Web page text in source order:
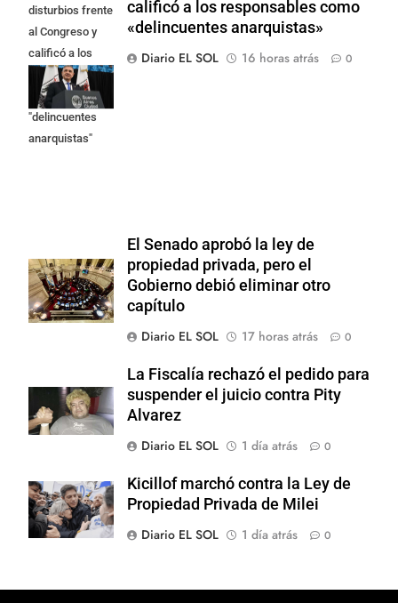
disturbios frente
al Congreso y
calificó a los
responsables
como
"delincuentes
anarquistas"
calificó a los responsables como
«delincuentes anarquistas»
Diario EL SOL
16 horas atrás 0
El Senado aprobó la ley de
propiedad privada, pero el
Gobierno debió eliminar otro
capítulo
Diario EL SOL
17 horas atrás 0
La Fiscalía rechazó el pedido para
suspender el juicio contra Pity
Alvarez
Diario EL SOL
1 día atrás 0
Kicillof marchó contra la Ley de
Propiedad Privada de Milei
Diario EL SOL
1 día atrás 0